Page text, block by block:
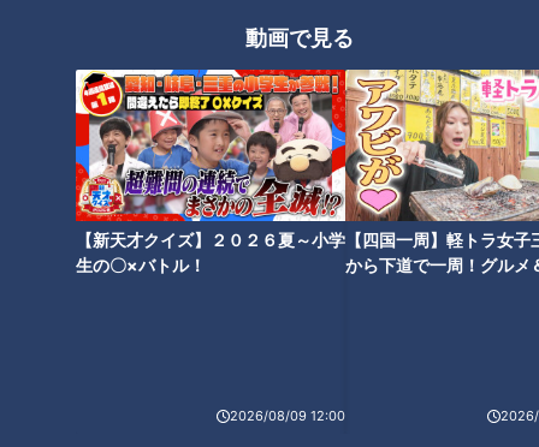
動画で見る
【新天才クイズ】２０２６夏～小学
生の〇×バトル！
2026/08/09 12:00
【四国一周】軽トラ女子
から下道で一周！グルメ
ツ「蓮霧（レンウー）」。ほんのり甘くて、シャクシャクした